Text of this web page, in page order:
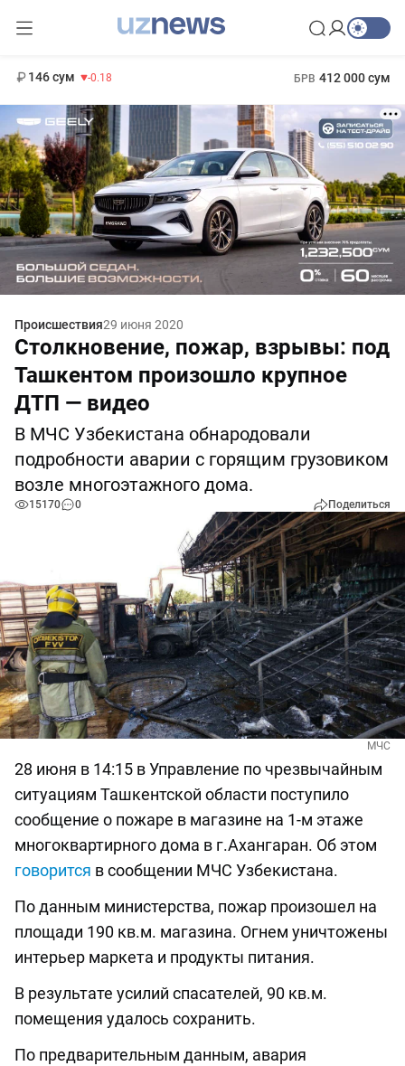
146 сум -0.18 БРВ 412 000 сум
Происшествия29 июня 2020
Столкновение, пожар, взрывы: под
Ташкентом произошло крупное
ДТП — видео
В МЧС Узбекистана обнародовали
подробности аварии с горящим грузовиком
возле многоэтажного дома.
15170 0 Поделиться
МЧС
28 июня в 14:15 в Управление по чрезвычайным
ситуациям Ташкентской области поступило
сообщение о пожаре в магазине на 1-м этаже
многоквартирного дома в г.Ахангаран. Об этом
говорится в сообщении МЧС Узбекистана.
По данным министерства, пожар произошел на
площади 190 кв.м. магазина. Огнем уничтожены
интерьер маркета и продукты питания.
В результате усилий спасателей, 90 кв.м.
помещения удалось сохранить.
По предварительным данным, авария